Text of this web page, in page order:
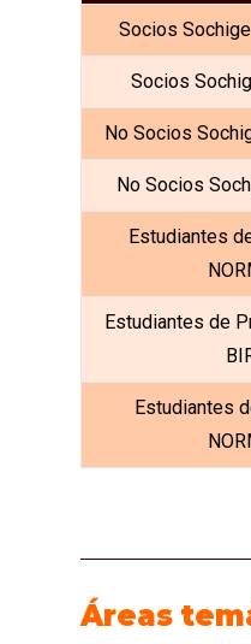
Socios
Socios
No Socios
No Socios
Estudiantes
Estudiantes de
Estudiantes
Áreas